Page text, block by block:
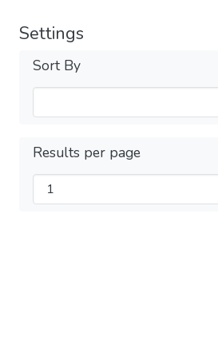
Settings
Sort By
Results per page